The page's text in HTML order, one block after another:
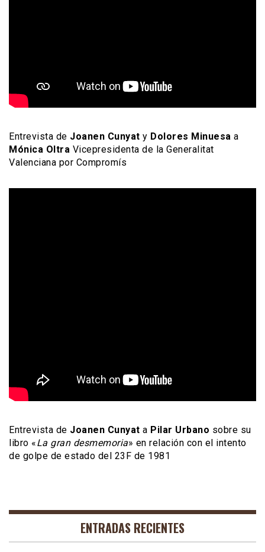
Entrevista de Joanen Cunyat y Dolores Minuesa a
Mónica Oltra Vicepresidenta de la Generalitat
Valenciana por Compromís
Entrevista de Joanen Cunyat a Pilar Urbano sobre su
libro «La gran desmemoria» en relación con el intento
de golpe de estado del 23F de 1981
ENTRADAS RECIENTES